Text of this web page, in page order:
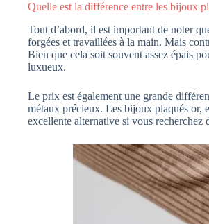
Quelle est la différence entre les bijoux
Tout d’abord, il est important de noter
forgées et travaillées à la main. Mais
Bien que cela soit souvent assez épais
luxueux.
Le prix est également une grande
métaux précieux. Les bijoux plaqués or,
excellente alternative si vous recherchez